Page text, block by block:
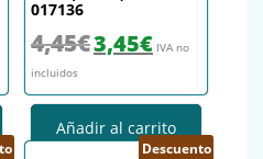
4,45€.
actual es: 3,45€.
017136
4,45€ El precio original era: 4,45€.
3,45€El precio actual
IVA no
incluidos
Añadir al carrito
Descuento